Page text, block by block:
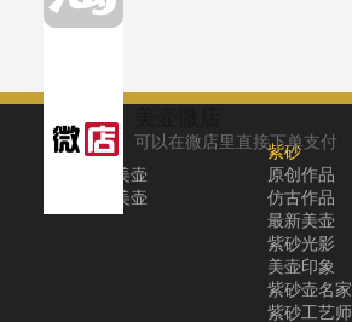
可以在微店里直接下单支付
关于
关于美壶
联系美壶
紫砂
原创作品
仿古作品
最新美壶
紫砂光影
美壶印象
紫砂壶名家
紫砂工艺师